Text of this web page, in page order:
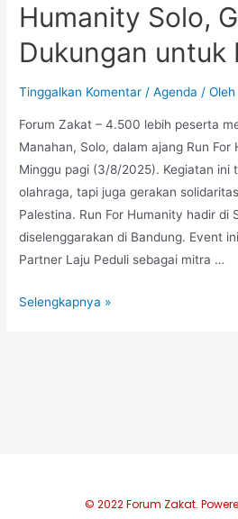
Humanity Solo,
Dukungan untuk
Tinggalkan Komentar /Agenda /
Forum Zakat – 4.500 lebih peserta
Manahan, Solo, dalam ajang Run
Minggu pagi (3/8/2025). Kegiatan ini
olahraga, tapi juga gerakan
Palestina. Run For Humanity hadir di
diselenggarakan di Bandung. Event
Partner Laju Peduli sebagai mitra …
Selengkapnya »
© 2022 Forum Zakat.